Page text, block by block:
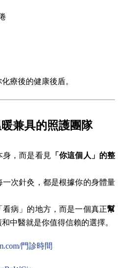
療後的健康後盾。
兼具的照護團隊
身，而是看見 「你這個人」的整
次針灸，都是根據你的身體量
病」的地方，而是一個真正幫
中醫就是你值得信賴的選擇。
門診時間